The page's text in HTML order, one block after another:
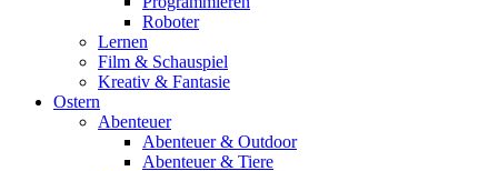
Roboter
Lernen
Film & Schauspiel
Kreativ & Fantasie
Ostern
Abenteuer
Abenteuer & Outdoor
Abenteuer & Tiere